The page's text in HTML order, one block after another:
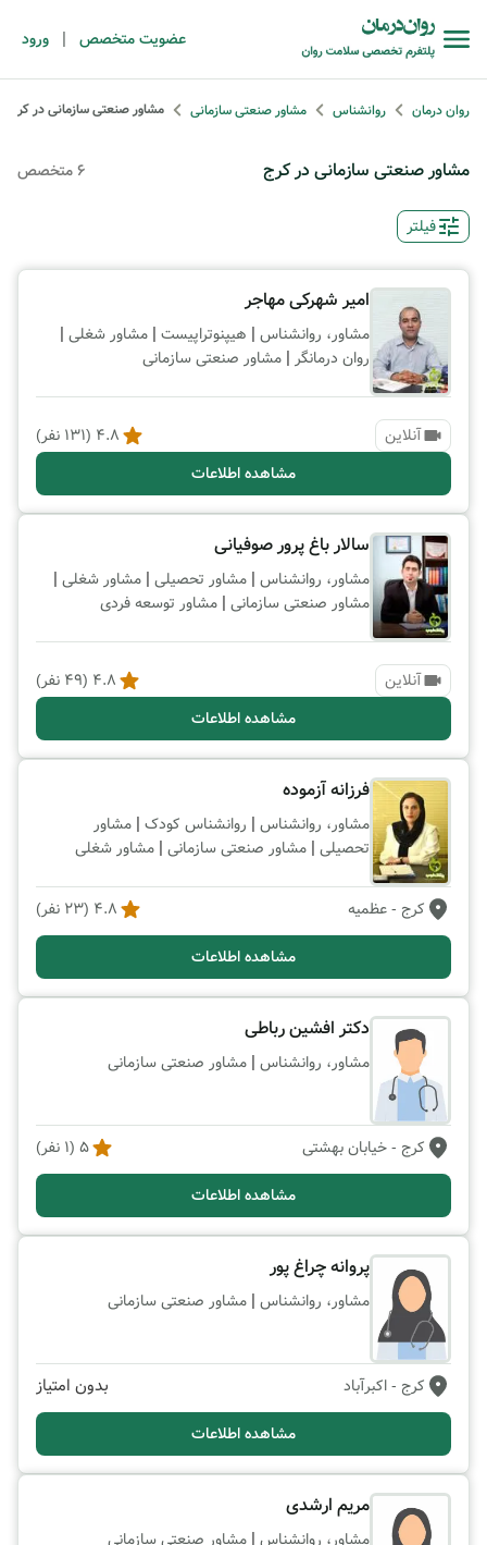
عضویت متخصص | ورود
روان درمان روانشناس مشاور صنعتی سازمانی مشاور صنعتی سازمانی در کرج
مشاور صنعتی سازمانی در کرج 6 متخصص
فیلتر
امیر شهرکی مهاجر
مشاور، روانشناس | هیپنوتراپیست | مشاور شغلی |
روان درمانگر | مشاور صنعتی سازمانی
آنلاین 4.8
(
131 نفر)
مشاهده اطلاعات
سالار باغ پرور صوفیانی
مشاور، روانشناس | مشاور تحصیلی | مشاور شغلی |
مشاور صنعتی سازمانی | مشاور توسعه فردی
آنلاین 4.8
(
49 نفر)
مشاهده اطلاعات
فرزانه آزموده
مشاور، روانشناس | روانشناس کودک | مشاور
تحصیلی | مشاور صنعتی سازمانی | مشاور شغلی
کرج - عظمیه 4.8
(
23 نفر)
مشاهده اطلاعات
دکتر افشین رباطی
مشاور، روانشناس | مشاور صنعتی سازمانی
کرج - خیابان بهشتی 5
(
1 نفر)
مشاهده اطلاعات
پروانه چراغ پور
مشاور، روانشناس | مشاور صنعتی سازمانی
کرج - اکبرآباد بدون امتیاز
مشاهده اطلاعات
مریم ارشدی
مشاور، روانشناس | مشاور صنعتی سازمانی